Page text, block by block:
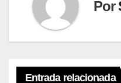
Por
Entrada relacionada